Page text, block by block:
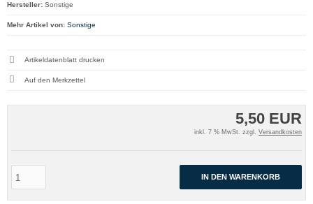
5,50 EUR
inkl. 7 % MwSt. zzgl. Versandkosten
IN DEN WARENKORB
Hersteller: Sonstige
Mehr Artikel von: Sonstige
Artikeldatenblatt drucken